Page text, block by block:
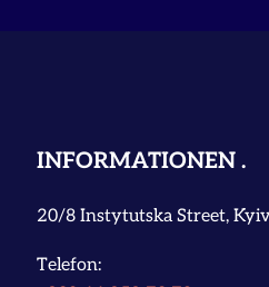
INFORMATIONEN
20/8 Instytutska Street,
Telefon: